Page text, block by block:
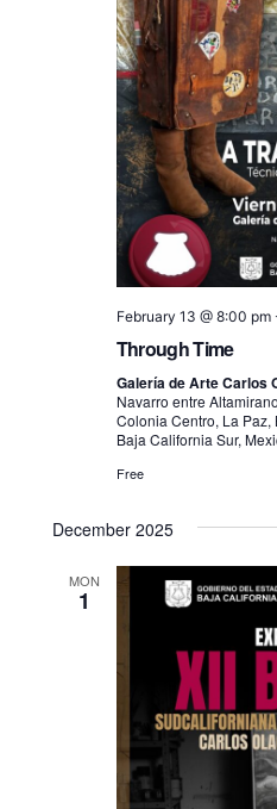
February 13 @ 8:00 pm
Through Time
Galería de Arte Carlos
Navarro entre
Colonia Centro, La Paz,
Baja California Sur,
Free
December 2025
MON
1